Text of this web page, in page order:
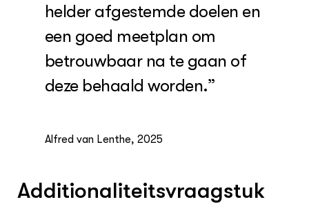
helder afgestemde doelen en
een goed meetplan om
betrouwbaar na te gaan of
deze behaald worden.”
Alfred van Lenthe, 2025
Additionaliteitsvraagstuk